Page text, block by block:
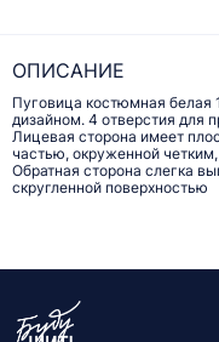
ОПИСАНИЕ
Пуговица костюмная
дизайном. 4 отверстия для
Лицевая сторона имеет
частью, окруженной
Обратная сторона слегка
скругленной поверхностью